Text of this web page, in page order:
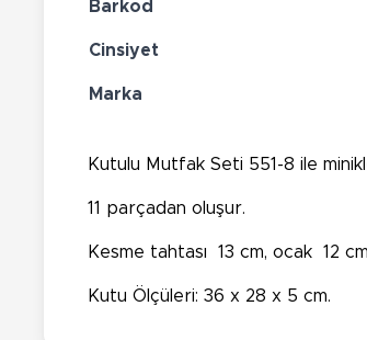
Barkod
Cinsiyet
Marka
Kutulu Mutfak Seti 551-8 ile
11 parçadan oluşur.
Kesme tahtası 13 cm, ocak 12
Kutu Ölçüleri: 36 x 28 x 5 cm.